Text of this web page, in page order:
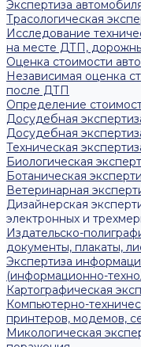
Экспертиза
Трасологическая
Исследование
на месте ДТП,
Оценка стоимости
Независимая оценка
после ДТП
Определение
Досудебная
Досудебная
Техническая
Биологическая
Ботаническая
Ветеринарная
Дизайнерская
электронных и
Издательско-
документы, плакаты,
Экспертиза
(информационно-
Картографическая
Компьютерно-
принтеров, модемов,
Микологическая